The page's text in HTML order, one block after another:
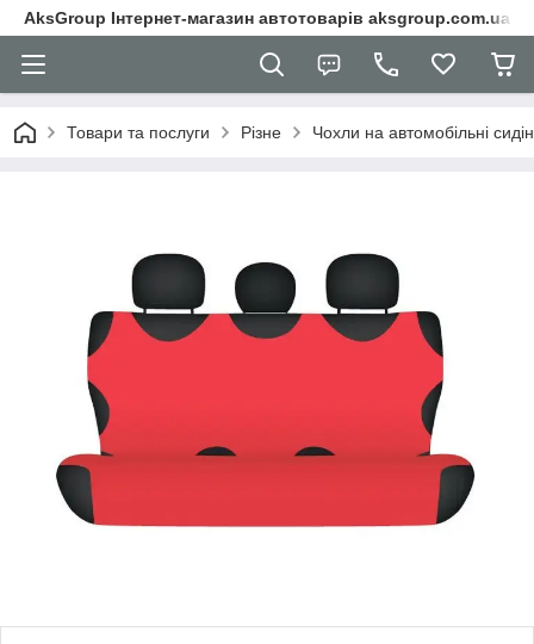
AksGroup Інтернет-магазин автотоварів aksgroup.com.ua
Товари та послуги Різне Чохли на автомобільні